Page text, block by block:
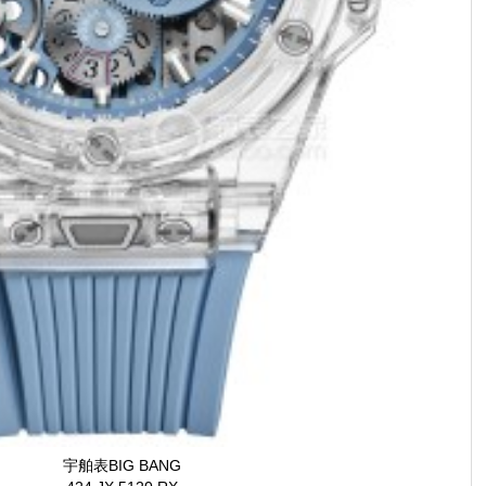
宇舶表BIG BANG